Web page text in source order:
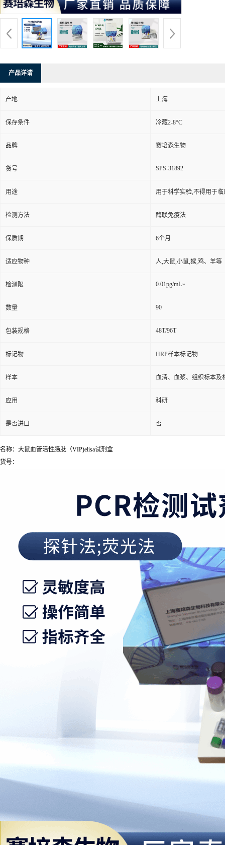
产品详请
产地 上海
保存条件 冷藏2-8°C
品牌 赛培森生物
货号 SPS-31892
用途 用于科学实验,不得用于临
检测方法 酶联免疫法
保质期 6个月
适应物种 人,大鼠,小鼠,猴,鸡、羊等
检测限 0.01pg/mL~
数量 90
包装规格 48T/96T
标记物 HRP样本标记物
样本 血清、血浆、组织标本及
应用 科研
是否进口 否
名称：大鼠血管活性肠肽（VIP)elisa试剂盒
货号：